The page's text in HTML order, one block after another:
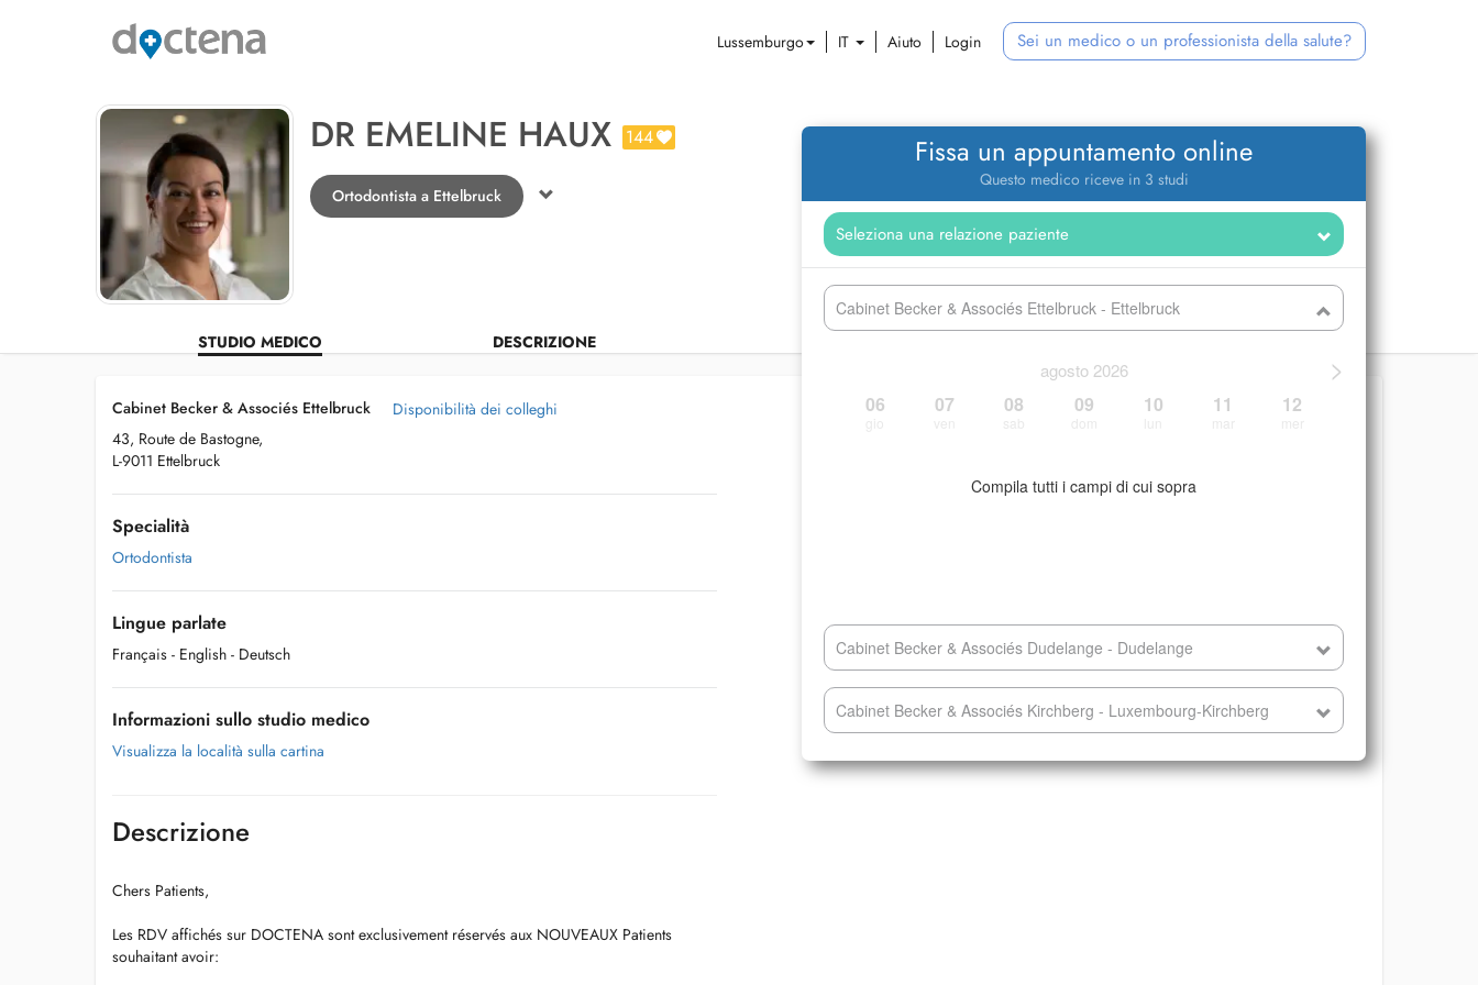
Lussemburgo IT Aiuto Login Sei un medico o un professionista della salute?
DR EMELINE HAUX 144
Ortodontista a Ettelbruck
STUDIO MEDICO DESCRIZIONE
Fissa un appuntamento online
Questo medico riceve in 3 studi
Cabinet Becker & Associés Ettelbruck - Ettelbruck
>
agosto 2026
06 07 08 09 10 11 12
Compila tutti i campi di cui sopra
Cabinet Becker & Associés Dudelange - Dudelange
Cabinet Becker & Associés Kirchberg - Luxembourg-Kirchberg
Cabinet Becker & Associés Ettelbruck
43, Route de Bastogne,
L-9011 Ettelbruck
Disponibilità dei colleghi
Specialità
Ortodontista
Lingue parlate
Français - English - Deutsch
Informazioni sullo studio medico
Visualizza la località sulla cartina
Descrizione
Chers Patients,
Les RDV affichés sur DOCTENA sont exclusivement réservés aux NOUVEAUX Patients
souhaitant avoir: